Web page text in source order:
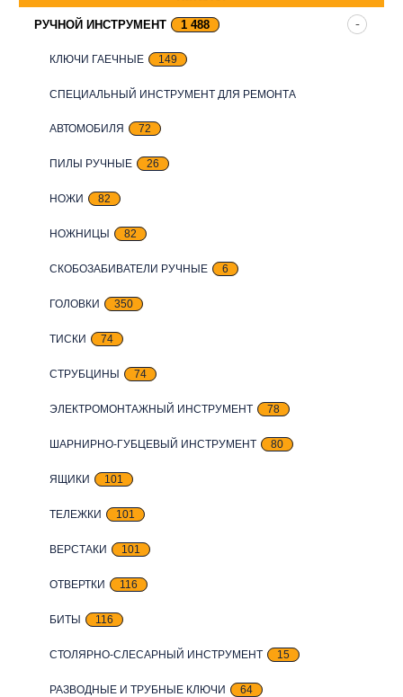
РУЧНОЙ ИНСТРУМЕНТ 1 488
КЛЮЧИ ГАЕЧНЫЕ 149
СПЕЦИАЛЬНЫЙ ИНСТРУМЕНТ ДЛЯ РЕМОНТА
АВТОМОБИЛЯ 72
ПИЛЫ РУЧНЫЕ 26
НОЖИ 82
НОЖНИЦЫ 82
СКОБОЗАБИВАТЕЛИ РУЧНЫЕ 6
ГОЛОВКИ 350
ТИСКИ 74
СТРУБЦИНЫ 74
ЭЛЕКТРОМОНТАЖНЫЙ ИНСТРУМЕНТ 78
ШАРНИРНО-ГУБЦЕВЫЙ ИНСТРУМЕНТ 80
ЯЩИКИ 101
ТЕЛЕЖКИ 101
ВЕРСТАКИ 101
ОТВЕРТКИ 116
БИТЫ 116
СТОЛЯРНО-СЛЕСАРНЫЙ ИНСТРУМЕНТ 15
РАЗВОДНЫЕ И ТРУБНЫЕ КЛЮЧИ 64